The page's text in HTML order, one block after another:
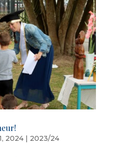
2024| 2023/24